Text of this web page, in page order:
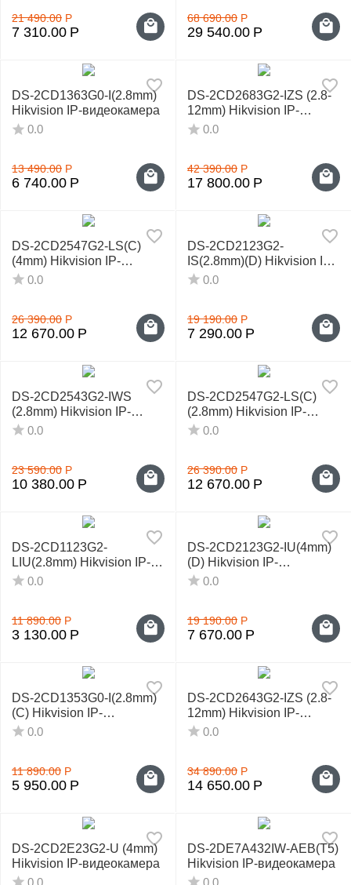
21 490.00 Р
7 310.00 Р
68 690.00 Р
29 540.00 Р
DS-2CD1363G0-I(2.8mm)
Hikvision IP-видеокамера
0.0
13 490.00 Р
6 740.00 Р
DS-2CD2683G2-IZS (2.8-
12mm) Hikvision IP-
видеокамера
0.0
42 390.00 Р
17 800.00 Р
DS-2CD2547G2-LS(С)
(4mm) Hikvision IP-
видеокамера
0.0
26 390.00 Р
12 670.00 Р
DS-2CD2123G2-
IS(2.8mm)(D) Hikvision IP-
видеокамера
0.0
19 190.00 Р
7 290.00 Р
DS-2CD2543G2-IWS
(2.8mm) Hikvision IP-
видеокамера
0.0
23 590.00 Р
10 380.00 Р
DS-2CD2547G2-LS(С)
(2.8mm) Hikvision IP-
видеокамера
0.0
26 390.00 Р
12 670.00 Р
DS-2CD1123G2-
LIU(2.8mm) Hikvision IP-
видеокамера
0.0
11 890.00 Р
3 130.00 Р
DS-2CD2123G2-IU(4mm)
(D) Hikvision IP-
видеокамера
0.0
19 190.00 Р
7 670.00 Р
DS-2CD1353G0-I(2.8mm)
(C) Hikvision IP-
видеокамера
0.0
11 890.00 Р
5 950.00 Р
DS-2CD2643G2-IZS (2.8-
12mm) Hikvision IP-
видеокамера
0.0
34 890.00 Р
14 650.00 Р
DS-2CD2E23G2-U (4mm)
Hikvision IP-видеокамера
0.0
DS-2DE7A432IW-AEB(T5)
Hikvision IP-видеокамера
0.0